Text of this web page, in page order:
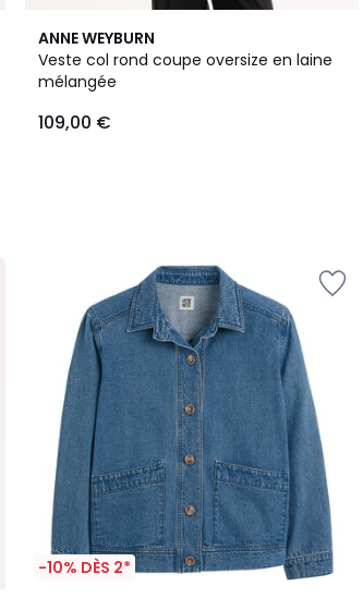
ANNE WEYBURN
Veste col rond coupe oversize en laine
mélangée
109,00 €
-10% DÈS 2*